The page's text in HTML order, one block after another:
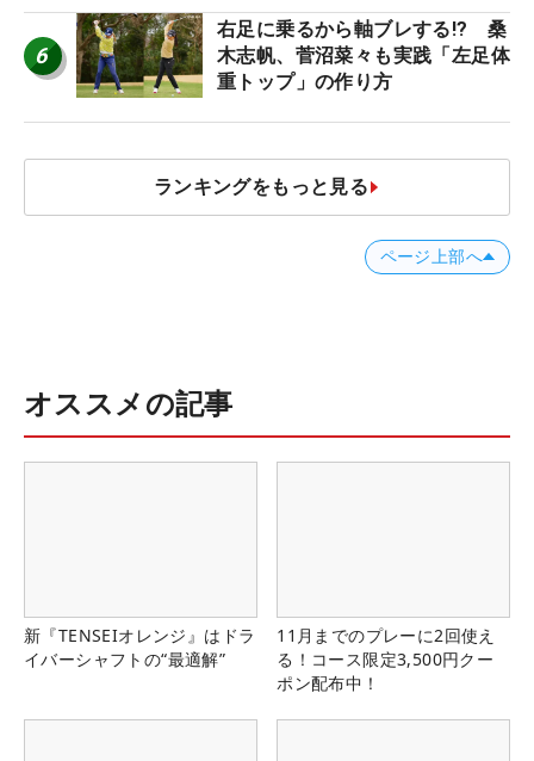
6
右足に乗るから軸ブレする!? 桑
木志帆、菅沼菜々も実践「左足体
重トップ」の作り方
ランキングをもっと見る
ページ上部へ
オススメの記事
新『TENSEIオレンジ』はドラ
イバーシャフトの“最適解”
11月までのプレーに2回使え
る！コース限定3,500円クー
ポン配布中！